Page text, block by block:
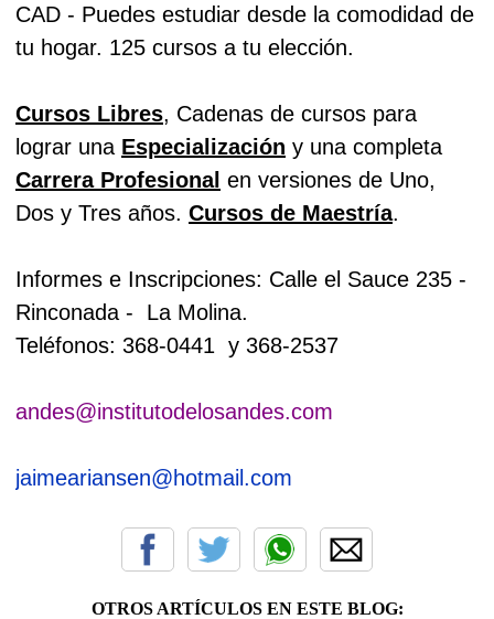
CAD - Puedes estudiar desde la comodidad de
tu hogar. 125 cursos a tu elección.
Cursos Libres, Cadenas de cursos para
lograr una Especialización y una completa
Carrera Profesional en versiones de Uno,
Dos y Tres años. Cursos de Maestría.
Informes e Inscripciones: Calle el Sauce 235 -
Rinconada -
La Molina.
Teléfonos: 368-0441 y 368-2537
andes@institutodelosandes.com
jaimeariansen@hotmail.com
OTROS ARTÍCULOS EN ESTE BLOG: